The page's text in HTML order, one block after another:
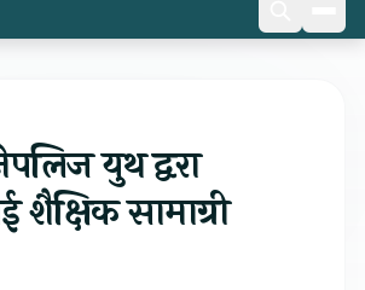
युथ द्वरा
शैक्षिक सामाग्री